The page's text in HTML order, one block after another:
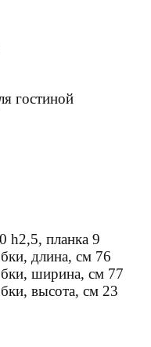
гостиной
h2,5, планка 9
длина, см 76
ширина, см 77
высота, см 23